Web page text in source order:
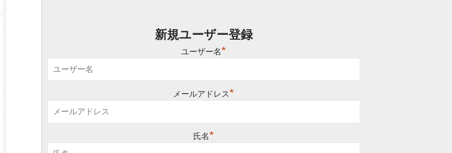
新規ユーザー登録
ユーザー名*
メールアドレス*
氏名*